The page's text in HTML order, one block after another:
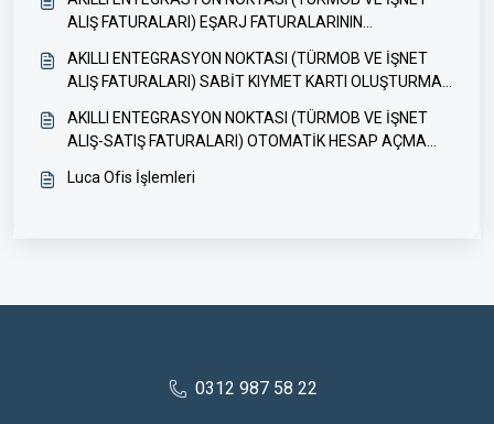
ALIŞ FATURALARI) EŞARJ FATURALARININ
AKILLI ENTEGRASYON NOKTASI (TÜRMOB VE İŞNET
ALIŞ FATURALARI) SABİT KIYMET KARTI OLUŞTURMA
AKILLI ENTEGRASYON NOKTASI (TÜRMOB VE İŞNET
ALIŞ-SATIŞ FATURALARI) OTOMATİK HESAP AÇMA
Luca Ofis İşlemleri
0312 987 58 22